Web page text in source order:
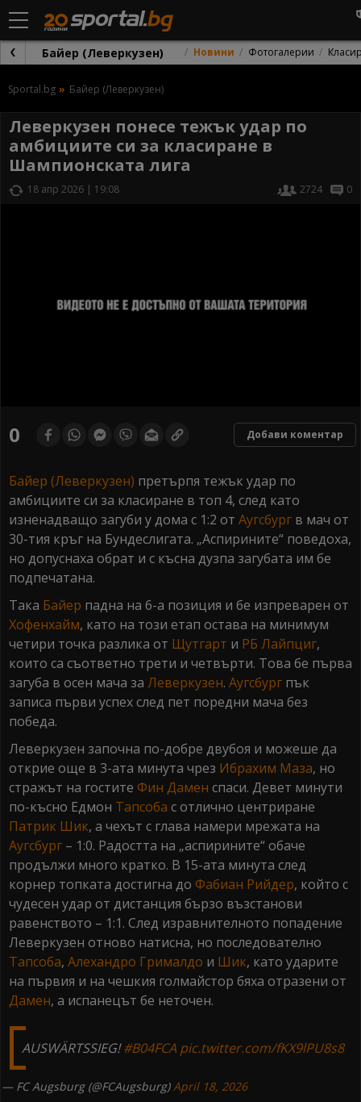
Байер (Леверкузен) Новини Фотогалерии
Sportal.bg Байер (Леверкузен)
Леверкузен понесе тежък удар по
амбициите си за класиране в
Шампионската лига
18 апр 2026 | 19:08 2724 0
of0 Добави коментар
Байер (Леверкузен) претърпя тежък удар по
амбициите си за класиране в топ 4, след като
изненадващо загуби у дома с 1:2 от Аугсбург в мач от
30-тия кръг на Бундеслигата. „Аспирините“ поведоха,
но допуснаха обрат и с късна дузпа загубата им бе
подпечатана.
Така Байер падна на 6-а позиция и бе изпреварен от
Хофенхайм, като на този етап остава на минимум
четири точка разлика от Щутгарт и РБ Лайпциг,
които са съответно трети и четвърти. Това бе първа
загуба в осен мача за Леверкузен. Аугсбург пък
записа първи успех след пет поредни мача без
победа.
Леверкузен започна по-добре двубоя и можеше да
открие още в 3-ата минута чрез Ибрахим Маза, но
стражът на гостите Фин Дамен спаси. Девет минути
по-късно Едмон Тапсоба с отлично центриране
Патрик Шик, а чехът с глава намери мрежата на
Аугсбург – 1:0. Радостта на „аспирините“ обаче
продължи много кратко. В 15-ата минута след
корнер топката достигна до Фабиан Рийдер, който с
чудесен удар от дистанция бързо възстанови
равенството – 1:1. След изравнителното попадение
Леверкузен отново натисна, но последователно
Тапсоба, Алехандро Грималдо и Шик, като ударите
на първия и на чешкия голмайстор бяха отразени от
Дамен, а испанецът бе неточен.
AUSWÄRTSSIEG!#B04FCA pic.twitter.com/fKX9lPU8s8
— FC Augsburg (@FCAugsburg)April 18, 2026